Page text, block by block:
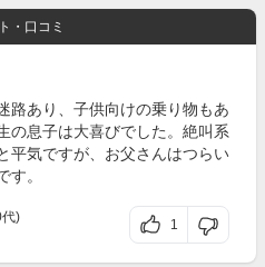
・口コミ
路あり、子供向けの乗り物もあ
の息子は大喜びでした。絶叫系
平気ですが、お父さんはつらい
す。
)
1